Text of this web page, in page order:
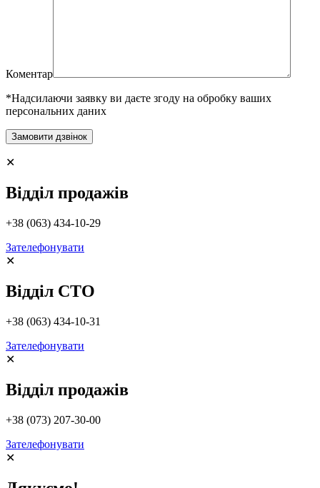
Коментар
*Надсилаючи заявку ви даєте згоду на обробку ваших
персональних даних
✕
Відділ продажів
+38 (063) 434-10-29
Зателефонувати
✕
Відділ СТО
+38 (063) 434-10-31
Зателефонувати
✕
Відділ продажів
+38 (073) 207-30-00
Зателефонувати
✕